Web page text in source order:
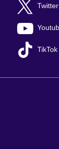
Twitter
TikTok